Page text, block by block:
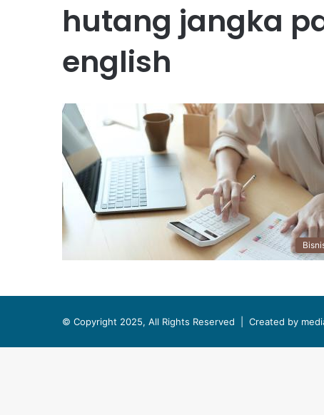
hutang jangka
english
© Copyright 2025, All Rights Reserved | Created by